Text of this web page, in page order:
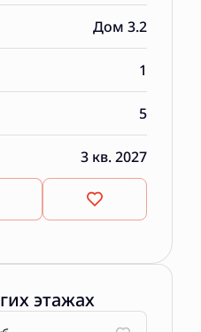
Дом 3.2
1
5
3 кв. 2027
этажах